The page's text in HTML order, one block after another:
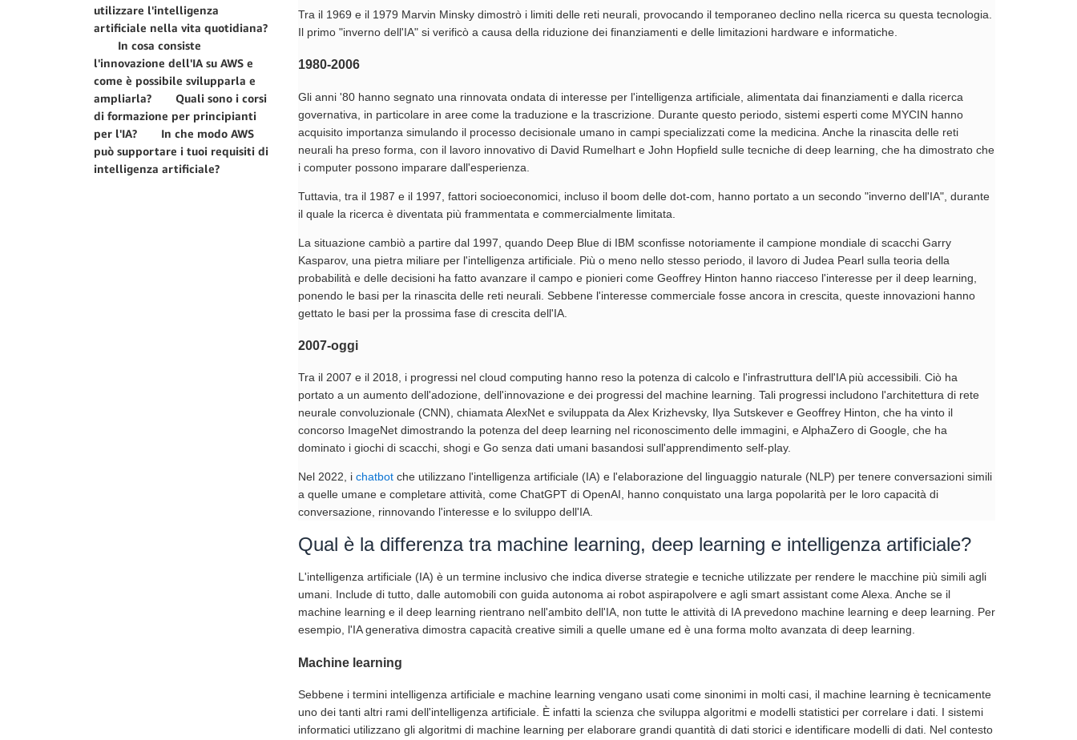
utilizzare l'intelligenza
artificiale nella vita quotidiana?
In cosa consiste
l'innovazione dell'IA su AWS e
come è possibile svilupparla e
ampliarla?
Quali sono i corsi
di formazione per principianti
per l'IA?
In che modo AWS
può supportare i tuoi requisiti di
intelligenza artificiale?
Tra il 1969 e il 1979 Marvin Minsky dimostrò i limiti delle reti neurali, provocando il temporaneo declino nella ricerca su questa tecnologia.
Il primo "inverno dell'IA" si verificò a causa della riduzione dei finanziamenti e delle limitazioni hardware e informatiche.
1980-2006
Gli anni '80 hanno segnato una rinnovata ondata di interesse per l'intelligenza artificiale, alimentata dai finanziamenti e dalla ricerca
governativa, in particolare in aree come la traduzione e la trascrizione. Durante questo periodo, sistemi esperti come MYCIN hanno
acquisito importanza simulando il processo decisionale umano in campi specializzati come la medicina. Anche la rinascita delle reti
neurali ha preso forma, con il lavoro innovativo di David Rumelhart e John Hopfield sulle tecniche di deep learning, che ha dimostrato che
i computer possono imparare dall'esperienza.
Tuttavia, tra il 1987 e il 1997, fattori socioeconomici, incluso il boom delle dot-com, hanno portato a un secondo "inverno dell'IA", durante
il quale la ricerca è diventata più frammentata e commercialmente limitata.
La situazione cambiò a partire dal 1997, quando Deep Blue di IBM sconfisse notoriamente il campione mondiale di scacchi Garry
Kasparov, una pietra miliare per l'intelligenza artificiale. Più o meno nello stesso periodo, il lavoro di Judea Pearl sulla teoria della
probabilità e delle decisioni ha fatto avanzare il campo e pionieri come Geoffrey Hinton hanno riacceso l'interesse per il deep learning,
ponendo le basi per la rinascita delle reti neurali. Sebbene l'interesse commerciale fosse ancora in crescita, queste innovazioni hanno
gettato le basi per la prossima fase di crescita dell'IA.
2007-oggi
Tra il 2007 e il 2018, i progressi nel cloud computing hanno reso la potenza di calcolo e l'infrastruttura dell'IA più accessibili. Ciò ha
portato a un aumento dell'adozione, dell'innovazione e dei progressi del machine learning. Tali progressi includono l'architettura di rete
neurale convoluzionale (CNN), chiamata AlexNet e sviluppata da Alex Krizhevsky, Ilya Sutskever e Geoffrey Hinton, che ha vinto il
concorso ImageNet dimostrando la potenza del deep learning nel riconoscimento delle immagini, e AlphaZero di Google, che ha
dominato i giochi di scacchi, shogi e Go senza dati umani basandosi sull'apprendimento self-play.
Nel 2022, i chatbot che utilizzano l'intelligenza artificiale (IA) e l'elaborazione del linguaggio naturale (NLP) per tenere conversazioni simili
a quelle umane e completare attività, come ChatGPT di OpenAI, hanno conquistato una larga popolarità per le loro capacità di
conversazione, rinnovando l'interesse e lo sviluppo dell'IA.
Qual è la differenza tra machine learning, deep learning e intelligenza artificiale?
L'intelligenza artificiale (IA) è un termine inclusivo che indica diverse strategie e tecniche utilizzate per rendere le macchine più simili agli
umani. Include di tutto, dalle automobili con guida autonoma ai robot aspirapolvere e agli smart assistant come Alexa. Anche se il
machine learning e il deep learning rientrano nell'ambito dell'IA, non tutte le attività di IA prevedono machine learning e deep learning. Per
esempio, l'IA generativa dimostra capacità creative simili a quelle umane ed è una forma molto avanzata di deep learning.
Machine learning
Sebbene i termini intelligenza artificiale e machine learning vengano usati come sinonimi in molti casi, il machine learning è tecnicamente
uno dei tanti altri rami dell'intelligenza artificiale. È infatti la scienza che sviluppa algoritmi e modelli statistici per correlare i dati. I sistemi
informatici utilizzano gli algoritmi di machine learning per elaborare grandi quantità di dati storici e identificare modelli di dati. Nel contesto